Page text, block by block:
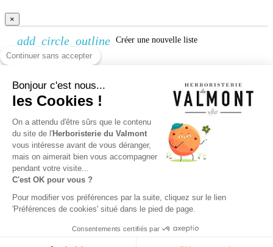
Continuer sans accepter
Bonjour c'est nous...
les Cookies !
On a attendu d'être sûrs que le contenu
du site de l'Herboristerie du Valmont
vous intéresse avant de vous déranger,
mais on aimerait bien vous accompagner
pendant votre visite...
C'est OK pour vous ?
Pour modifier vos préférences par la suite, cliquez sur le lien
'Préférences de cookies' situé dans le pied de page.
Consentements certifiés par
×
add_circle_outline Créer une nouvelle liste
×
Nom de la liste d'envies
Annuler Créer une liste d'envies
Connexion
×
Vous devez être connecté pour ajouter des produits à votre liste
d'envies.
Connexion